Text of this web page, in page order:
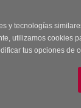
y tecnologías
utilizamos cookies
tus opciones de